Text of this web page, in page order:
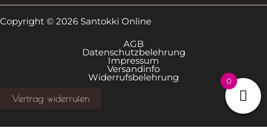
Copyright © 2026 Santokki Online
AGB
Datenschutzbelehrung
Impressum
Versandinfo
Widerrufsbelehrung
Vertrag widerrufen
0